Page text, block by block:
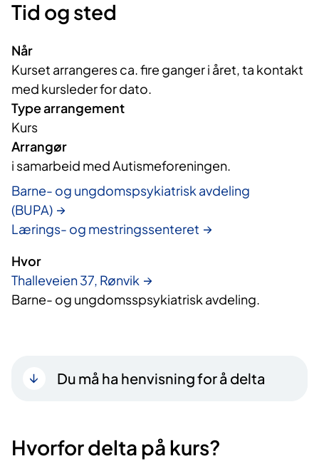
Tid og sted
Når
Kurset arrangeres ca. fire ganger i året, ta kontakt
med kursleder for dato.
Type arrangement
Kurs
Arrangør
i samarbeid med Autismeforeningen.
Barne- og ungdomspsykiatrisk avdeling
(BUPA)
Lærings- og mestringssenteret
Hvor
Thalleveien 37, Rønvik
Barne- og ungdomsspsykiatrisk avdeling.
Du må ha henvisning for å delta
Hvorfor delta på kurs?​